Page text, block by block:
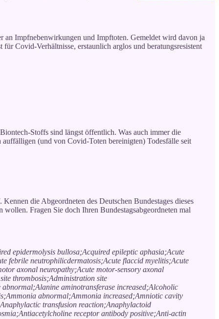
an Impfnebenwirkungen und Impftoten. Gemeldet wird davon ja
für Covid-Verhältnisse, erstaunlich arglos und beratungsresistent
Stoffs sind längst öffentlich. Was auch immer die
(und von Covid-Toten bereinigten) Todesfälle seit
die Abgeordneten des Deutschen Bundestages dieses
Fragen Sie doch Ihren Bundestagsabgeordneten mal
epidermolysis bullosa;Acquired epileptic aphasia;Acute
febrile neutrophilicdermatosis;Acute flaccid myelitis;Acute
axonal neuropathy;Acute motor-sensory axonal
thrombosis;Administration site
aminotransferase increased;Alcoholic
abnormal;Ammonia increased;Amniotic cavity
transfusion reaction;Anaphylactoid
receptor antibody positive;Anti-actin